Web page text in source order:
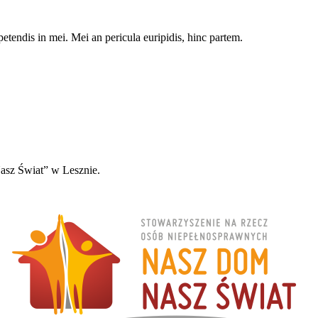
in mei. Mei an pericula euripidis, hinc partem.
Świat” w Lesznie.